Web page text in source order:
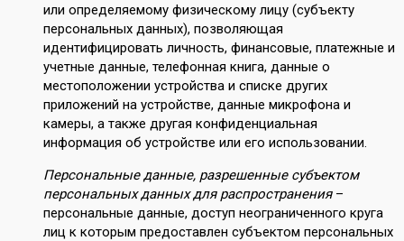
или определяемому физическому лицу (субъекту
персональных данных), позволяющая
идентифицировать личность, финансовые, платежные и
учетные данные, телефонная книга, данные о
местоположении устройства и списке других
приложений на устройстве, данные микрофона и
камеры, а также другая конфиденциальная
информация об устройстве или его использовании.
Персональные данные, разрешенные субъектом
персональных данных для распространения–
персональные данные, доступ неограниченного круга
лиц к которым предоставлен субъектом персональных